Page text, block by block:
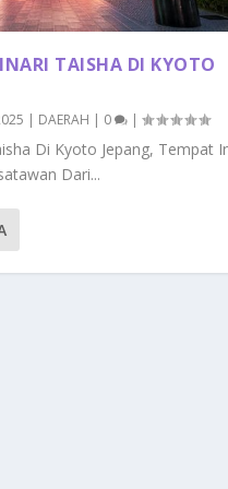
TAISHA DI KYOTO
| DAERAH | 0 |
Di Kyoto Jepang, Tempat
Dari...